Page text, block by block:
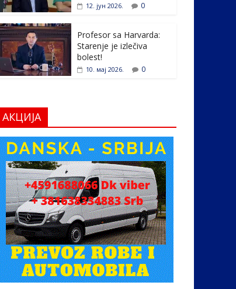
12. јун 2026. 0
Profesor sa Harvarda:
Starenje je izlečiva
bolest!
10. мај 2026. 0
АКЦИЈА